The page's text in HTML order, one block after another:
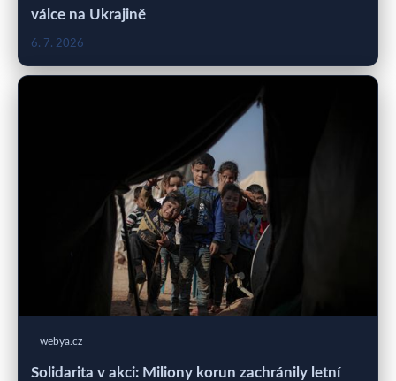
válce na Ukrajině
6. 7. 2026
webya.cz
Solidarita v akci: Miliony korun zachránily letní